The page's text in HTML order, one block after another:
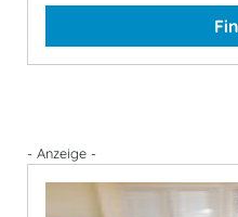
- Anzeige -